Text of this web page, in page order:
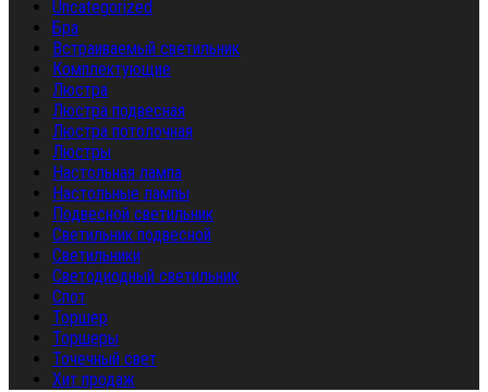
Uncategorized
Бра
Встраиваемый светильник
Комплектующие
Люстра
Люстра подвесная
Люстра потолочная
Люстры
Настольная лампа
Настольные лампы
Подвесной светильник
Светильник подвесной
Светильники
Светодиодный светильник
Спот
Торшер
Торшеры
Точечный свет
Хит продаж